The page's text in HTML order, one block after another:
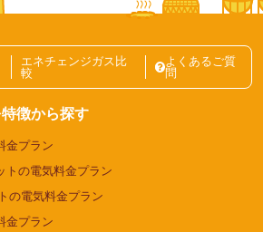
エネチェンジガス比
較
よくあるご質
問
徴から探す
金プラン
トの電気料金プラン
の電気料金プラン
金プラン